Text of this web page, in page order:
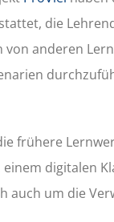
die
von anderen
frühere
einem digitalen
auch um die